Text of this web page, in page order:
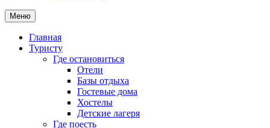
Меню
Главная
Туристу
Где остановиться
Отели
Базы отдыха
Гостевые дома
Хостелы
Детские лагеря
Где поесть